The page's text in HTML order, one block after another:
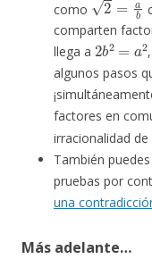
como
comparten
llega a
2b2=a2
algunos pasos
factores en
irracionalidad de
También
pruebas por
una
Más adelante…